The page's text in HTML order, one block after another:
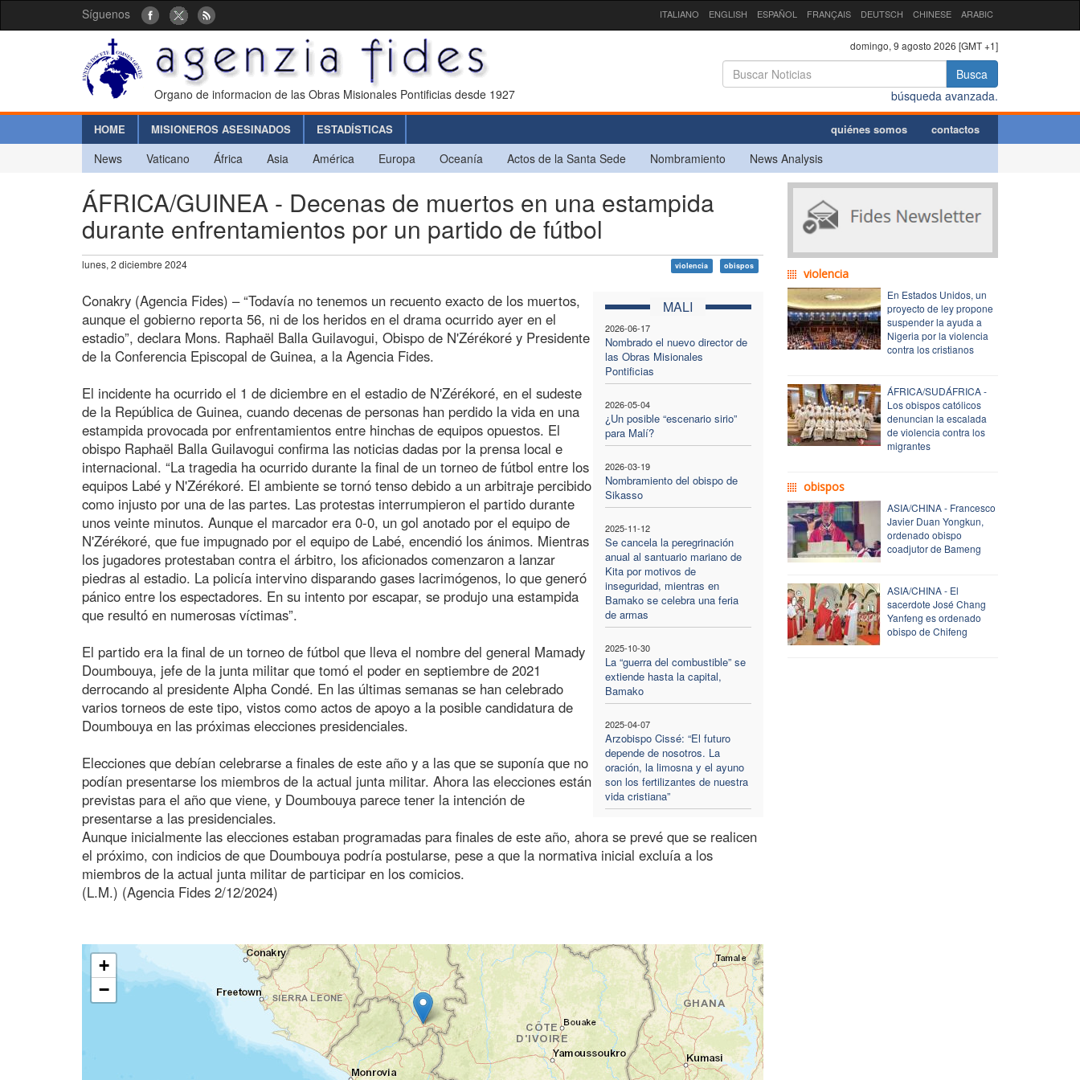
Síguenos ITALIANO ENGLISH ESPAÑOL FRANÇAIS DEUTSCH CHINESE ARABIC
Organo de informacion de las Obras Misionales Pontificias desde 1927
domingo, 9 agosto 2026 [GMT +1]
Busca
búsqueda avanzada.
HOME MISIONEROS ASESINADOS ESTADÍSTICAS quiénes somos contactos
News Vaticano África Asia América Europa Oceanía Actos de la Santa Sede Nombramiento News Analysis
ÁFRICA/GUINEA - Decenas de muertos en una estampida
durante enfrentamientos por un partido de fútbol
lunes, 2 diciembre 2024 violencia obispos
MALI
2026-06-17
Nombrado el nuevo director de
las Obras Misionales
Pontificias
2026-05-04
¿Un posible “escenario sirio”
para Malí?
2026-03-19
Nombramiento del obispo de
Sikasso
2025-11-12
Se cancela la peregrinación
anual al santuario mariano de
Kita por motivos de
inseguridad, mientras en
Bamako se celebra una feria
de armas
2025-10-30
La “guerra del combustible” se
extiende hasta la capital,
Bamako
2025-04-07
Arzobispo Cissé: “El futuro
depende de nosotros. La
oración, la limosna y el ayuno
son los fertilizantes de nuestra
vida cristiana”
Conakry (Agencia Fides) – “Todavía no tenemos un recuento exacto de los muertos,
aunque el gobierno reporta 56, ni de los heridos en el drama ocurrido ayer en el
estadio”, declara Mons. Raphaël Balla Guilavogui, Obispo de N'Zérékoré y Presidente
de la Conferencia Episcopal de Guinea, a la Agencia Fides.
El incidente ha ocurrido el 1 de diciembre en el estadio de N'Zérékoré, en el sudeste
de la República de Guinea, cuando decenas de personas han perdido la vida en una
estampida provocada por enfrentamientos entre hinchas de equipos opuestos. El
obispo Raphaël Balla Guilavogui confirma las noticias dadas por la prensa local e
internacional. “La tragedia ha ocurrido durante la final de un torneo de fútbol entre los
equipos Labé y N'Zérékoré. El ambiente se tornó tenso debido a un arbitraje percibido
como injusto por una de las partes. Las protestas interrumpieron el partido durante
unos veinte minutos. Aunque el marcador era 0-0, un gol anotado por el equipo de
N'Zérékoré, que fue impugnado por el equipo de Labé, encendió los ánimos. Mientras
los jugadores protestaban contra el árbitro, los aficionados comenzaron a lanzar
piedras al estadio. La policía intervino disparando gases lacrimógenos, lo que generó
pánico entre los espectadores. En su intento por escapar, se produjo una estampida
que resultó en numerosas víctimas”.
El partido era la final de un torneo de fútbol que lleva el nombre del general Mamady
Doumbouya, jefe de la junta militar que tomó el poder en septiembre de 2021
derrocando al presidente Alpha Condé. En las últimas semanas se han celebrado
varios torneos de este tipo, vistos como actos de apoyo a la posible candidatura de
Doumbouya en las próximas elecciones presidenciales.
Elecciones que debían celebrarse a finales de este año y a las que se suponía que no
podían presentarse los miembros de la actual junta militar. Ahora las elecciones están
previstas para el año que viene, y Doumbouya parece tener la intención de
presentarse a las presidenciales.
Aunque inicialmente las elecciones estaban programadas para finales de este año, ahora se prevé que se realicen
el próximo, con indicios de que Doumbouya podría postularse, pese a que la normativa inicial excluía a los
miembros de la actual junta militar de participar en los comicios.
(L.M.) (Agencia Fides 2/12/2024)
+
−
violencia
En Estados Unidos, un
proyecto de ley propone
suspender la ayuda a
Nigeria por la violencia
contra los cristianos
ÁFRICA/SUDÁFRICA -
Los obispos católicos
denuncian la escalada
de violencia contra los
migrantes
obispos
ASIA/CHINA - Francesco
Javier Duan Yongkun,
ordenado obispo
coadjutor de Bameng
ASIA/CHINA - El
sacerdote José Chang
Yanfeng es ordenado
obispo de Chifeng